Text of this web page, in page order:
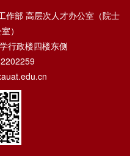
作部 高层次人才办公室（院士
）
行政楼四楼东侧